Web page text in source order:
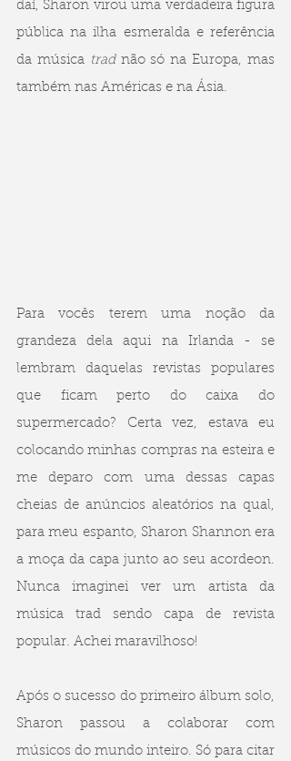
daí, Sharon virou uma verdadeira figura
pública na ilha esmeralda e referência
da música trad não só na Europa, mas
também nas Américas e na Ásia.
Para vocês terem uma noção da
grandeza dela aqui na Irlanda - se
lembram daquelas revistas populares
que ficam perto do caixa do
supermercado? Certa vez, estava eu
colocando minhas compras na esteira e
me deparo com uma dessas capas
cheias de anúncios aleatórios na qual,
para meu espanto, Sharon Shannon era
a moça da capa junto ao seu acordeon.
Nunca imaginei ver um artista da
música trad sendo capa de revista
popular. Achei maravilhoso!
Após o sucesso do primeiro álbum solo,
Sharon passou a colaborar com
músicos do mundo inteiro. Só para citar